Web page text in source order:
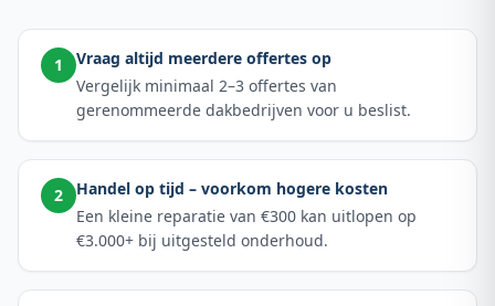
1
Vraag altijd meerdere offertes op
Vergelijk minimaal 2–3 offertes van
gerenommeerde dakbedrijven voor u beslist.
2
Handel op tijd – voorkom hogere kosten
Een kleine reparatie van €300 kan uitlopen op
€3.000+ bij uitgesteld onderhoud.